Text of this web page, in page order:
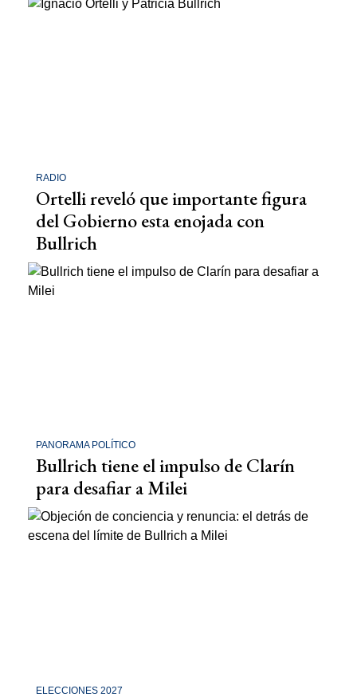
RADIO
Ortelli reveló que importante figura
del Gobierno esta enojada con
Bullrich
PANORAMA POLÍTICO
Bullrich tiene el impulso de Clarín
para desafiar a Milei
ELECCIONES 2027